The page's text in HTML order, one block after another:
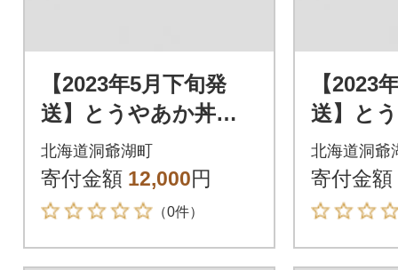
【2023年5月下旬発
送】とうやあか丼の
具 100g×2袋入り 2
箱
北海道洞爺湖町
寄付金額 12,000円
（0件）
【2023
送】と
具
箱
北海道洞爺
寄付金額